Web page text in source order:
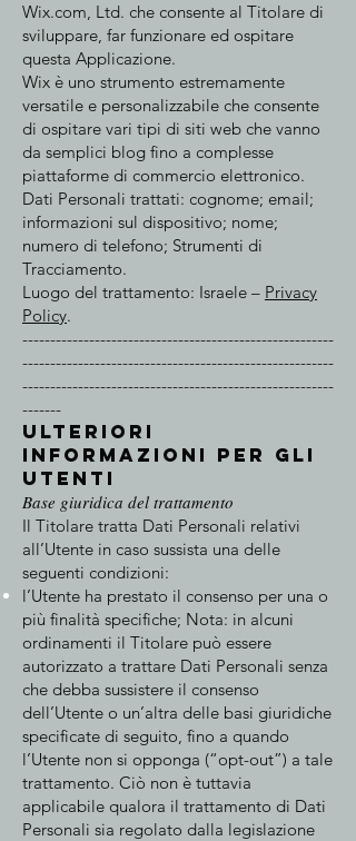
Wix.com, Ltd. che consente al Titolare di
sviluppare, far funzionare ed ospitare
questa Applicazione.
Wix è uno strumento estremamente
versatile e personalizzabile che consente
di ospitare vari tipi di siti web che vanno
da semplici blog fino a complesse
piattaforme di commercio elettronico.
Dati Personali trattati: cognome; email;
informazioni sul dispositivo; nome;
numero di telefono; Strumenti di
Tracciamento.
Luogo del trattamento: Israele – Privacy
Policy.
--------------------------------------------------------
--------------------------------------------------------
--------------------------------------------------------
-------
Ulteriori
informazioni per gli
utenti
Base giuridica del trattamento
Il Titolare tratta Dati Personali relativi
all’Utente in caso sussista una delle
seguenti condizioni:
l’Utente ha prestato il consenso per una o
più finalità specifiche; Nota: in alcuni
ordinamenti il Titolare può essere
autorizzato a trattare Dati Personali senza
che debba sussistere il consenso
dell’Utente o un’altra delle basi giuridiche
specificate di seguito, fino a quando
l’Utente non si opponga (“opt-out”) a tale
trattamento. Ciò non è tuttavia
applicabile qualora il trattamento di Dati
Personali sia regolato dalla legislazione